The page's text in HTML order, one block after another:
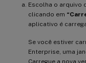
Escolha o arquivo
clicando em
aplicativo é
Se você estiver
Enterprise, uma
Carregue a nova